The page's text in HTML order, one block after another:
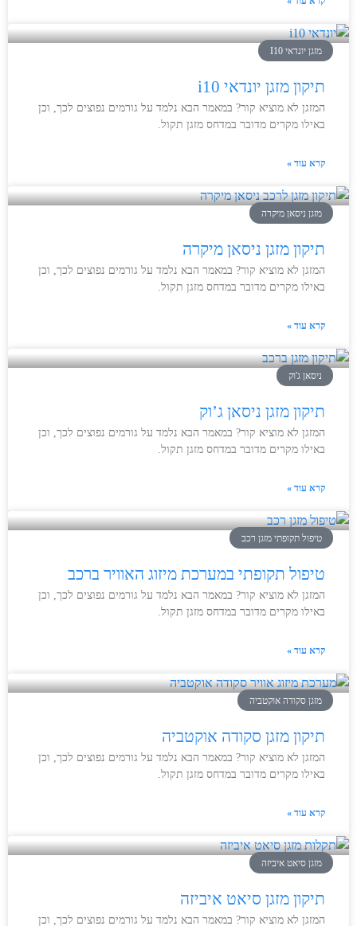
מזגן יונדאי I10
תיקון מזגן יונדאי i10
המזגן לא מוציא קור? במאמר הבא נלמד על גורמים נפוצים לכך, וכן
באילו מקרים מדובר במדחס מזגן תקול.
קרא עוד »
מזגן ניסאן מיקרה
תיקון מזגן ניסאן מיקרה
המזגן לא מוציא קור? במאמר הבא נלמד על גורמים נפוצים לכך, וכן
באילו מקרים מדובר במדחס מזגן תקול.
קרא עוד »
ניסאן ג'וק
תיקון מזגן ניסאן ג’וק
המזגן לא מוציא קור? במאמר הבא נלמד על גורמים נפוצים לכך, וכן
באילו מקרים מדובר במדחס מזגן תקול.
קרא עוד »
טיפול תקופתי מזגן רכב
טיפול תקופתי במערכת מיזוג האוויר ברכב
המזגן לא מוציא קור? במאמר הבא נלמד על גורמים נפוצים לכך, וכן
באילו מקרים מדובר במדחס מזגן תקול.
קרא עוד »
מזגן סקודה אוקטביה
תיקון מזגן סקודה אוקטביה
המזגן לא מוציא קור? במאמר הבא נלמד על גורמים נפוצים לכך, וכן
באילו מקרים מדובר במדחס מזגן תקול.
קרא עוד »
מזגן סיאט איביזה
תיקון מזגן סיאט איביזה
המזגן לא מוציא קור? במאמר הבא נלמד על גורמים נפוצים לכך, וכן